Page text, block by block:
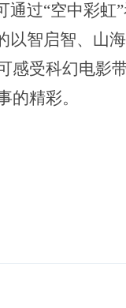
通过“空中彩
以智启智、山
感受科幻电影
的精彩。